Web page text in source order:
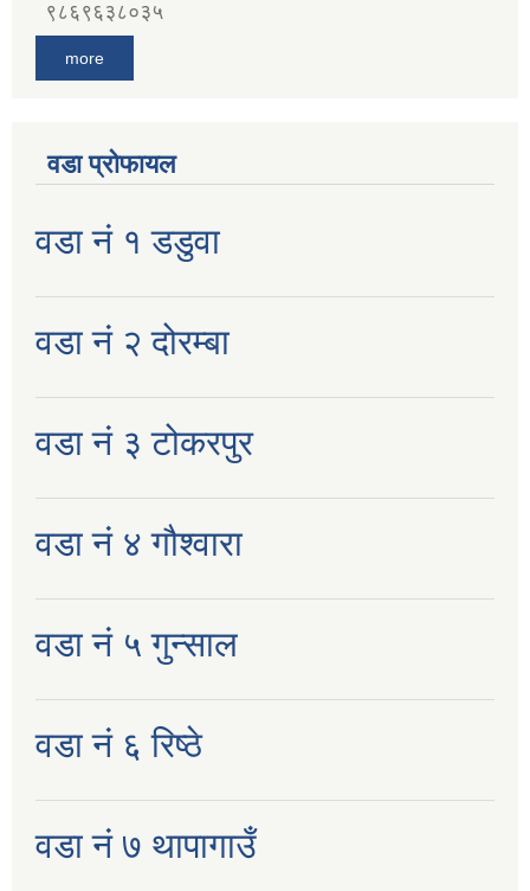
९८६९६३८०३५
more
वडा प्रोफायल
वडा नं १ डडुवा
वडा नं २ दोरम्बा
वडा नं ३ टोकरपुर
वडा नं ४ गौश्वारा
वडा नं ५ गुन्साल
वडा नं ६ रिष्ठे
वडा नं ७ थापागाउँ